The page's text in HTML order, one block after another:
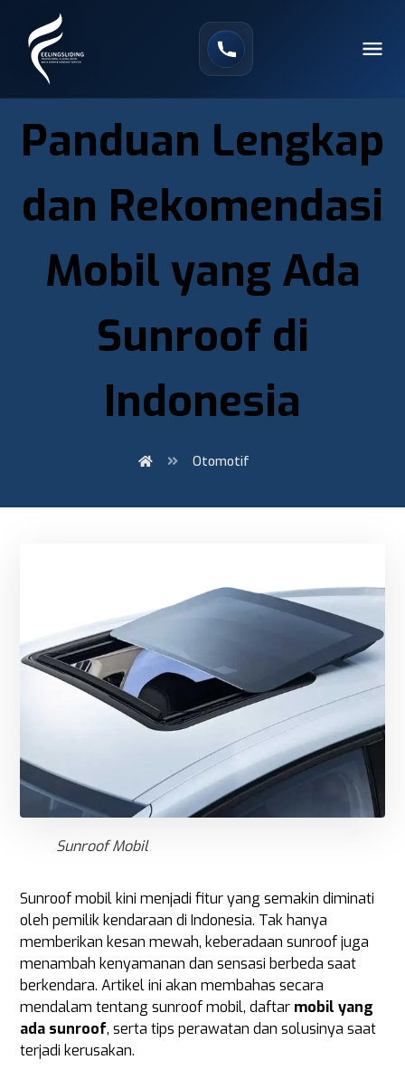
Panduan Lengkap
dan Rekomendasi
Mobil yang Ada
Sunroof di
Indonesia
Otomotif
Sunroof Mobil
Sunroof mobil kini menjadi fitur yang semakin diminati
oleh pemilik kendaraan di Indonesia. Tak hanya
memberikan kesan mewah, keberadaan sunroof juga
menambah kenyamanan dan sensasi berbeda saat
berkendara. Artikel ini akan membahas secara
mendalam tentang sunroof mobil, daftar mobil yang
ada sunroof, serta tips perawatan dan solusinya saat
terjadi kerusakan.